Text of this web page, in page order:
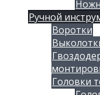
Ручной
Воротки
Головки